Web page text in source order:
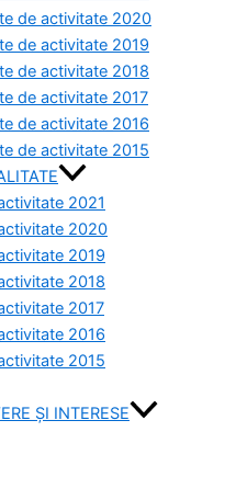
de activitate 2020
de activitate 2019
de activitate 2018
de activitate 2017
de activitate 2016
de activitate 2015
2021
2020
2019
2018
2017
2016
2015
ȘI INTERESE